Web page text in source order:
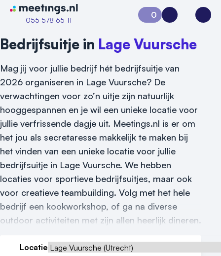
Naar home van Meetings
055 578 65 11
Vraag locatie aan
Locatiegids
Meld locatie aan
Reviews (5⭐️)
0
Aanvraag 0Inloggen
Bedrijfsuitje in Lage Vuursche
Mag jij voor jullie bedrijf hét bedrijfsuitje van
2026 organiseren in Lage Vuursche? De
verwachtingen voor zo’n uitje zijn natuurlijk
hooggespannen en je wil een unieke locatie voor
jullie verfrissende dagje uit. Meetings.nl is er om
het jou als secretaresse makkelijk te maken bij
het vinden van een unieke locatie voor jullie
bedrijfsuitje in Lage Vuursche. We hebben
locaties voor sportieve bedrijfsuitjes, maar ook
voor creatieve teambuilding. Volg met het hele
bedrijf een kookworkshop, of ga na diverse
outdoor activiteiten met zijn allen heerlijk dineren.
Locatie